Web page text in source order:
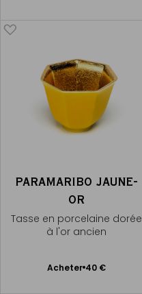
PARAMARIBO JAUNE-
OR
Tasse en porcelaine dorée
à l'or ancien
Acheter 40 €
Ajouter